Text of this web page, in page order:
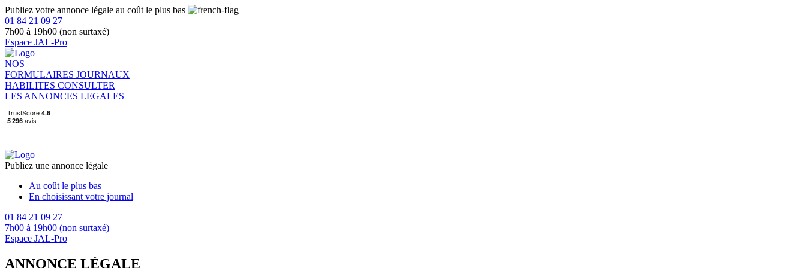
Publiez votre annonce légale au coût le plus bas
01 84 21 09 27
7h00 à 19h00 (non surtaxé)
Espace JAL-Pro
NOS
FORMULAIRES JOURNAUX
HABILITES CONSULTER
LES ANNONCES LEGALES
Publiez une annonce légale
Au coût le plus bas
En choisissant votre journal
01 84 21 09 27
7h00 à 19h00 (non surtaxé)
Espace JAL-Pro
ANNONCE LÉGALE